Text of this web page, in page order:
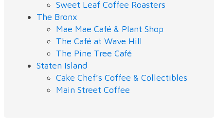
Sweet Leaf Coffee Roasters
The Bronx
Mae Mae Café & Plant Shop
The Café at Wave Hill
The Pine Tree Café
Staten Island
Cake Chef’s Coffee & Collectibles
Main Street Coffee